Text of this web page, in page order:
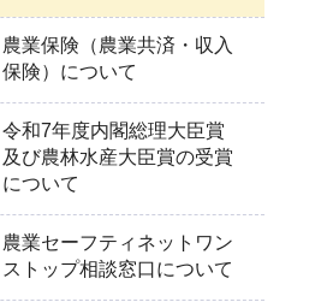
農業保険（農業共済・収入
保険）について
令和7年度内閣総理大臣賞
及び農林水産大臣賞の受賞
について
農業セーフティネットワン
ストップ相談窓口について